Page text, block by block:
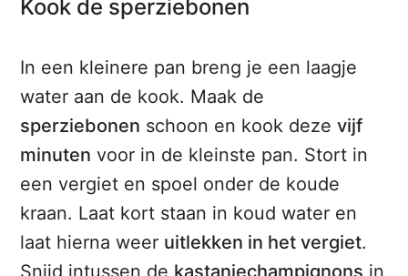
Kook de sperziebonen
In een kleinere pan breng je een laagje
water aan de kook. Maak de
sperziebonen schoon en kook dezevijf
minuten voor in de kleinste pan. Stort in
een vergiet en spoel onder de koude
kraan. Laat kort staan in koud water en
laat hierna weer uitlekken in het vergiet.